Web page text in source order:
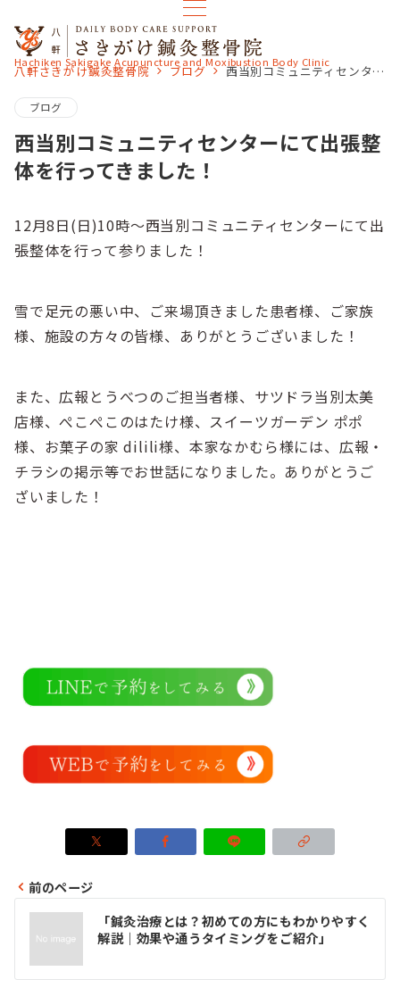
Hachiken Sakigake Acupuncture and Moxibustion Body Clinic
八軒さきがけ鍼灸整骨院 ブログ 西当別コミュニティセンターにて出張整体を行ってきました！
ブログ
西当別コミュニティセンターにて出張整
体を行ってきました！
12月8日(日)10時～西当別コミュニティセンターにて出
張整体を行って参りました！
雪で足元の悪い中、ご来場頂きました患者様、ご家族
様、施設の方々の皆様、ありがとうございました！
また、広報とうべつのご担当者様、サツドラ当別太美
店様、ぺこぺこのはたけ様、スイーツガーデン ポポ
様、 お菓子の家 dilili様、本家なかむら様には、広報・
チラシの掲示等でお世話になりました。ありがとうご
ざいました！
投
ナ
前のページ
「鍼灸治療とは？初めての方にもわかりやすく
解説｜効果や通うタイミングをご紹介」